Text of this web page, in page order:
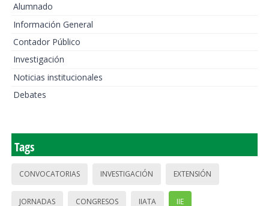
Alumnado
Información General
Contador Público
Investigación
Noticias institucionales
Debates
Tags
CONVOCATORIAS INVESTIGACIÓN EXTENSIÓN
JORNADAS CONGRESOS IIATA IIE